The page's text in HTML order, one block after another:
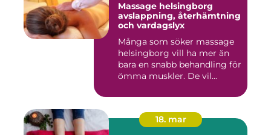
Massage helsingborg
avslappning, återhämtning
och vardagslyx
Många som söker massage
helsingborg vill ha mer än
bara en snabb behandling för
ömma muskler. De vil...
18. mar